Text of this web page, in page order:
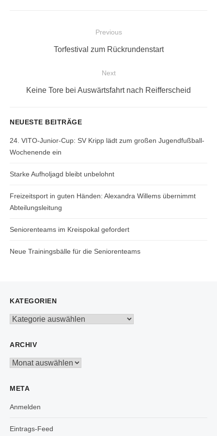
Beitragsnavigation
Previous
Previous
Torfestival zum Rückrundenstart
Next
Next
Keine Tore bei Auswärtsfahrt nach Reifferscheid
NEUESTE BEITRÄGE
24. VITO-Junior-Cup: SV Kripp lädt zum großen Jugendfußball-
Wochenende ein
Starke Aufholjagd bleibt unbelohnt
Freizeitsport in guten Händen: Alexandra Willems übernimmt
Abteilungsleitung
Seniorenteams im Kreispokal gefordert
Neue Trainingsbälle für die Seniorenteams
KATEGORIEN
Kategorien
ARCHIV
Archiv
META
Anmelden
Eintrags-Feed